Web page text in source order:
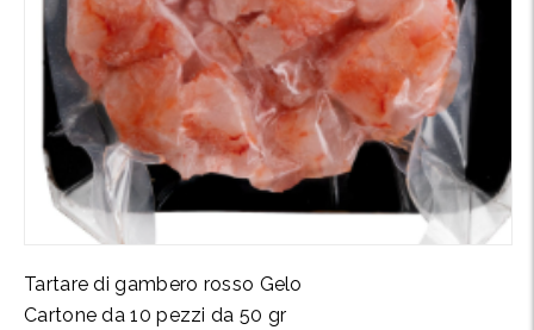
Tartare di gambero rosso Gelo
Cartone da 10 pezzi da 50 gr